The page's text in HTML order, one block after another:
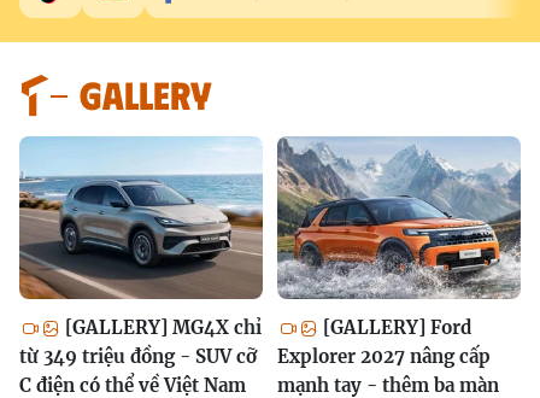
GALLERY
[GALLERY] MG4X chỉ
từ 349 triệu đồng - SUV cỡ
C điện có thể về Việt Nam
[GALLERY] Ford
Explorer 2027 nâng cấp
mạnh tay - thêm ba màn